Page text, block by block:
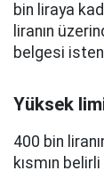
bin liraya
liranın
belgesi
Yüksek
400 bin
kısmın